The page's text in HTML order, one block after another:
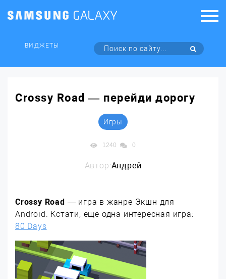
ВИДЖЕТЫ
Crossy Road — перейди дорогу
Игры
1240 0
Автор:Андрей
Crossy Road — игра в жанре Экшн для
Android. Кстати, еще одна интересная игра:
80 Days